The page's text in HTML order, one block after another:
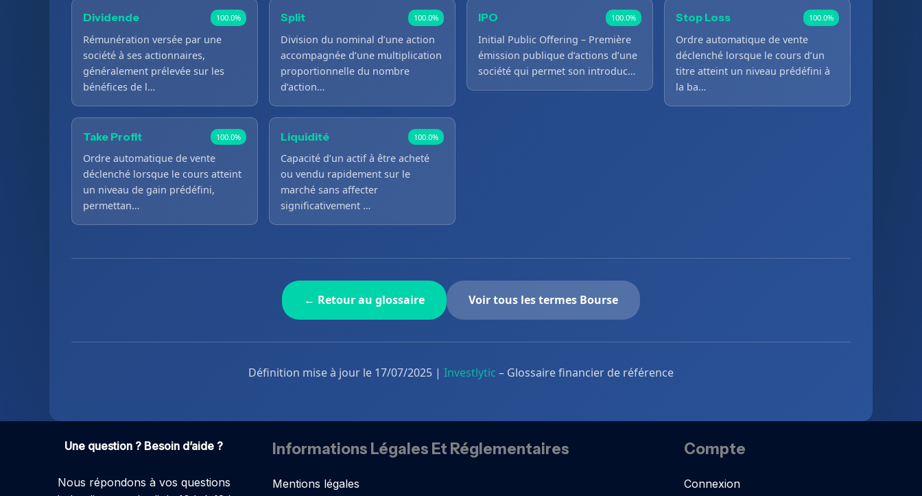
Dividende 100.0%
Rémunération versée par une
société à ses actionnaires,
généralement prélevée sur les
bénéfices de l…
Split 100.0%
Division du nominal d’une action
accompagnée d’une multiplication
proportionnelle du nombre
d’action…
IPO 100.0%
Initial Public Offering – Première
émission publique d’actions d’une
société qui permet son introduc…
Stop Loss 100.0%
Ordre automatique de vente
déclenché lorsque le cours d’un
titre atteint un niveau prédéfini à
la ba…
Take Profit 100.0%
Ordre automatique de vente
déclenché lorsque le cours atteint
un niveau de gain prédéfini,
permettan…
Liquidité 100.0%
Capacité d’un actif à être acheté
ou vendu rapidement sur le
marché sans affecter
significativement …
← Retour au glossaire Voir tous les termes Bourse
Définition mise à jour le 17/07/2025 | Investlytic – Glossaire financier de référence
Une question ? Besoin d’aide ?
Nous répondons à vos questions
Informations Légales Et Réglementaires
Mentions légales
Compte
Connexion